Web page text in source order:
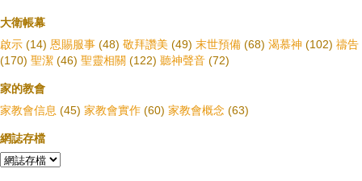
大衛帳幕
啟示 (14) 恩賜服事 (48) 敬拜讚美 (49) 末世預備 (68) 渴慕神 (102) 禱告
(170) 聖潔 (46) 聖靈相關 (122) 聽神聲音 (72)
家的教會
家教會信息 (45) 家教會實作 (60) 家教會概念 (63)
網誌存檔